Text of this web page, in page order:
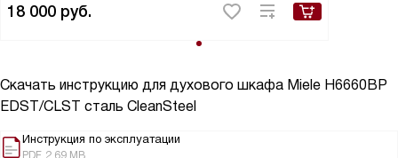
18 000 руб.
Скачать инструкцию для духового шкафа Miele H6660BP
EDST/CLST сталь CleanSteel
Инструкция по эксплуатации
PDF, 2.69 MB